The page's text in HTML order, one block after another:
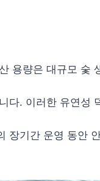
용량은 대규모 숯
다. 이러한 유연성
장기간 운영 동안